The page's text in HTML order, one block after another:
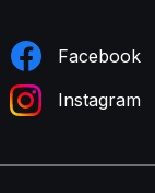
Facebook
Instagram